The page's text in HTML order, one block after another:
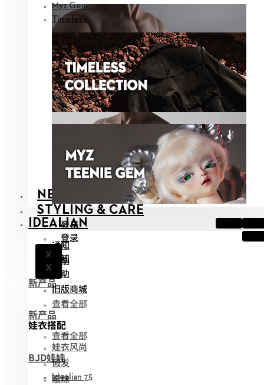
NEOR
STYLING & CARE
登录
X
通知
帮助
新产品
查看全部
娃衣搭配
娃衣风尚
假发
眼珠
Myz Gem
Timeless
IDEALIAN
登录
X
通知
帮助
旧版商城
新产品
查看全部
BJD娃娃
Idealian 75